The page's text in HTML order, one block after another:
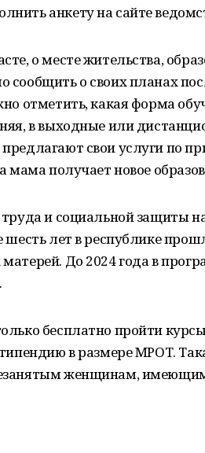
анкету на сайте
о месте жительства,
о своих планах
отметить, какая форма
в выходные или
свои услуги по
мама получает новое
и социальной защиты
шесть лет в республике
До 2024 года в
бесплатно пройти
в размере МРОТ.
женщинам,